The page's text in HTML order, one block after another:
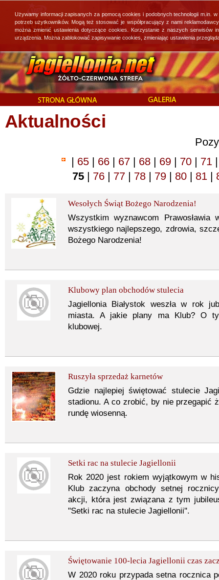
Aktualności
| 65 | 66 | 67 | 68 | 69 | 70 | 71 |
75 | 76 | 77 | 78 | 79 | 80 | 81 |
Wesołych Świąt Bożego Narodzenia!
Wszystkim wyznawcom
wszystkiego najlepszego, zdrowia,
Bożego Narodzenia!
Klubowy plan obchodów stulecia
Jagiellonia Białystok weszła w rok
miasta. A jakie plany ma Klub? O
klubowej.
Ruszyła sprzedaż karnetów
Gdzie najlepiej świętować stulecie
stadionu. A co zrobić, by nie przegapić
rundę wiosenną.
Setki rac na stulecie Jagiellonii
Rok 2020 jest rokiem wyjątkowym w
Klub zaczyna obchody setnej
akcji, która jest związana z tym
''Setki rac na stulecie Jagiellonii''.
Świętowanie 100-lecia Jagiellonii czas
W 2020 roku przypada setna rocznica
Używamy informacji zapisanych za pomocą cookies i podobnych technologii
potrzeb użytkowników. Mogą też stosować je współpracujący z nami
można zmienić ustawienia dotyczące cookies. Korzystanie z naszych
urządzenia. Można zablokować zapisywanie cookies, zmieniając ustawienia